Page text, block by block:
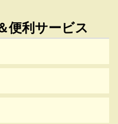
便利サービス